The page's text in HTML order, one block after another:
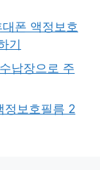
폰 액정보호
기
납장으로 주
정보호필름 2